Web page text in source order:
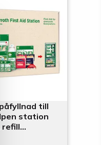
till
station
refill